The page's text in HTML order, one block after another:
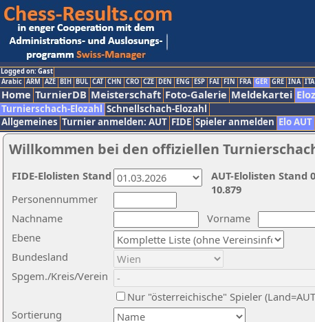
Logged on: Gast
Arabic ARM AZE BIH BUL CAT CHN CRO CZE DEN ENG ESP FAI FIN FRA GER GRE INA ITA
Home TurnierDB Meisterschaft Foto-Galerie Meldekartei
Turnierschach-Elozahl Schnellschach-Elozahl
Allgemeines Turnier anmelden: AUT FIDE Spieler anmelden Elo AUT
Willkommen bei den offiziellen
Nachname
Vorname
Ebene
Sortierung
Personennummer
Bundesland
Spgem./Kreis/Verein
Nur "österreichische" Spieler
AUT-Elolisten Stand
10.879
FIDE-Elolisten Stand